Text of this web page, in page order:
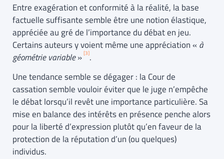
Entre exagération et conformité à la réalité, la base
factuelle suffisante semble être une notion élastique,
appréciée au gré de l’importance du débat en jeu.
Certains auteurs y voient même une appréciation « à
géométrie variable» [3].
Une tendance semble se dégager : la Cour de
cassation semble vouloir éviter que le juge n’empêche
le débat lorsqu’il revêt une importance particulière. Sa
mise en balance des intérêts en présence penche alors
pour la liberté d’expression plutôt qu’en faveur de la
protection de la réputation d’un (ou quelques)
individus.